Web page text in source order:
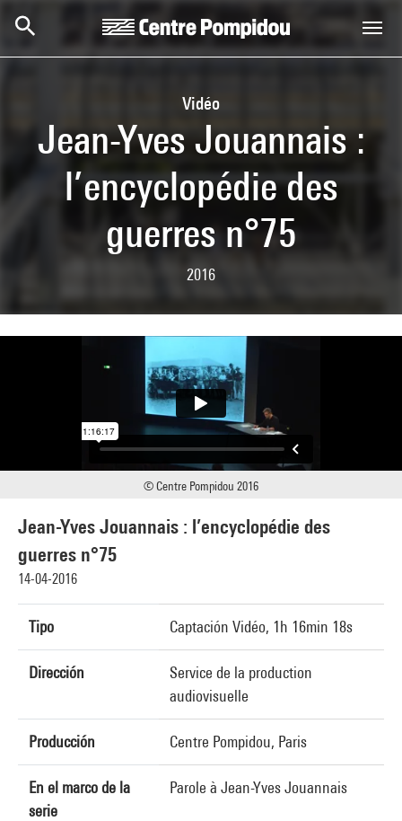
Vidéo
Jean-Yves Jouannais :
l’encyclopédie des
guerres n°75
2016
Jean-Yves Jouannais : l’encyclopédie des
guerres n°75
14-04-2016
Tipo Captación Vidéo, 1h 16min 18s
Dirección
Service de la production
audiovisuelle
Producción Centre Pompidou, Paris
En el marco de la
serie
Parole à Jean-Yves Jouannais
© Centre Pompidou 2016